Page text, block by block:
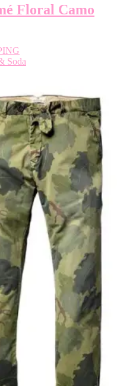
Floral Camo
Soda